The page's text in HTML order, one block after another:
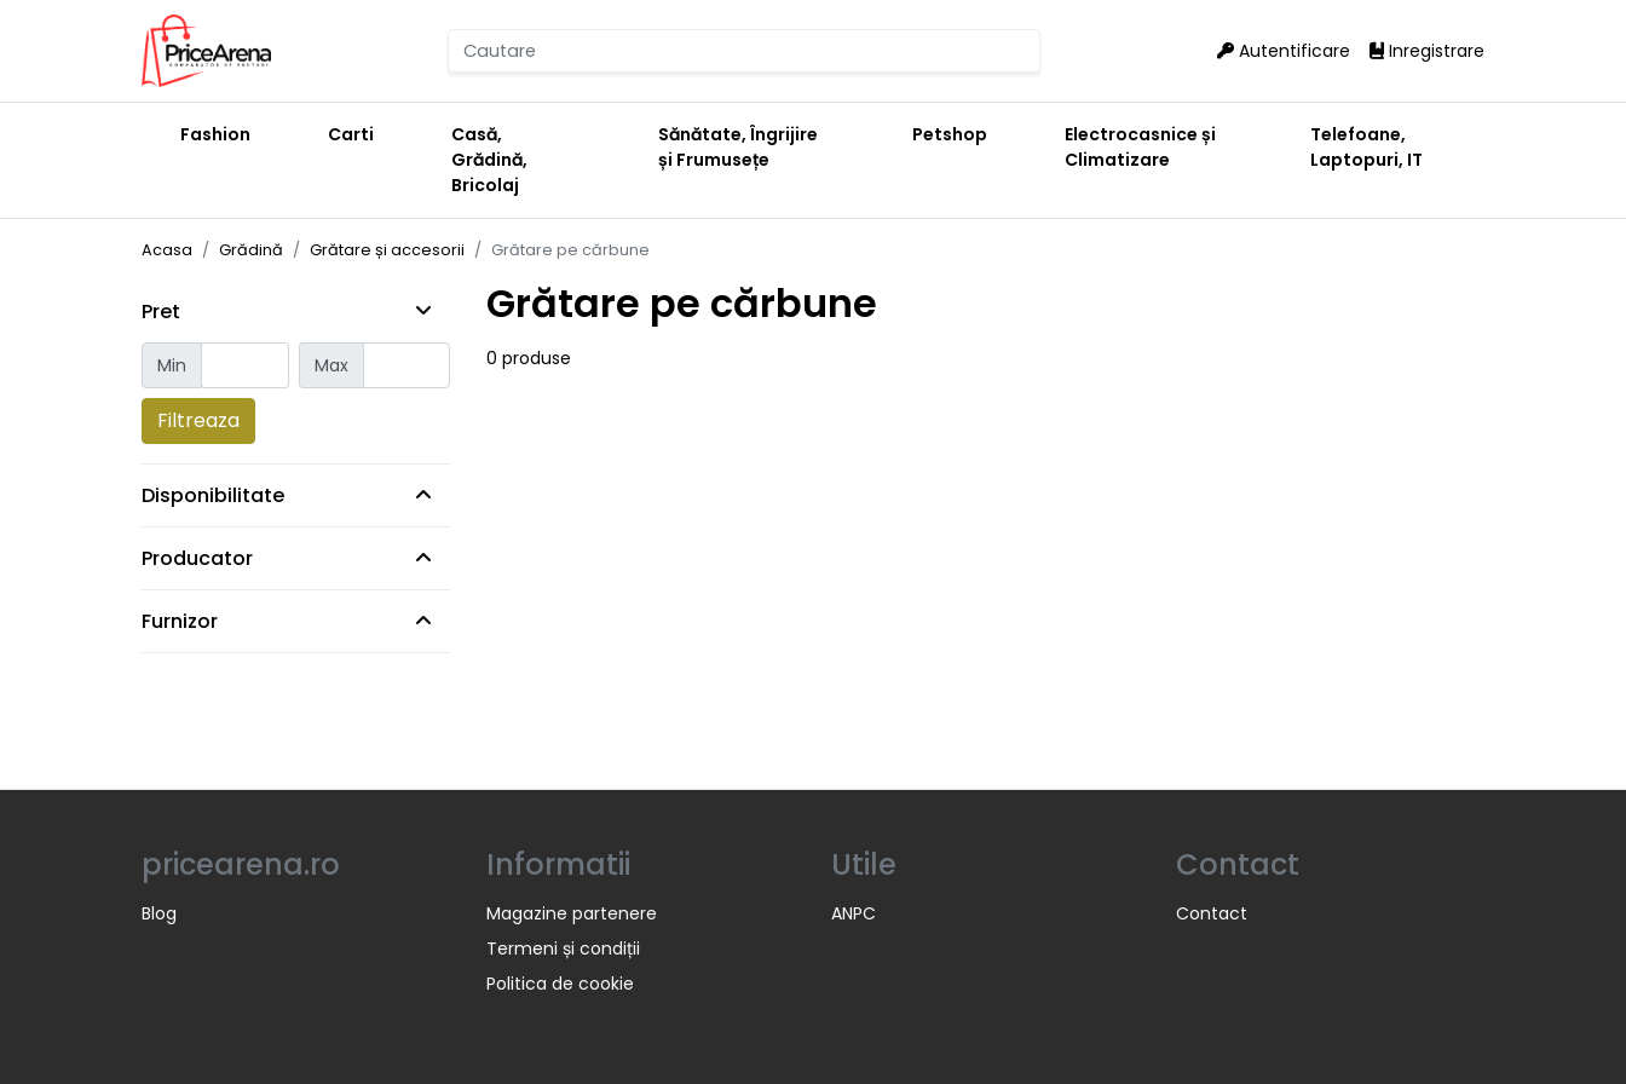
Autentificare Inregistrare
Fashion Carti
Casă,
Grădină,
Bricolaj
Sănătate, Îngrijire
și Frumusețe
Petshop
Electrocasnice și
Climatizare
Telefoane,
Laptopuri, IT
Acasa Grădină Grătare și accesorii Grătare pe cărbune
Pret
Min Max
Filtreaza
Disponibilitate
Producator
Furnizor
Grătare pe cărbune
0 produse
pricearena.ro
Blog
Informatii
Magazine partenere
Termeni și condiții
Politica de cookie
Utile
ANPC
Contact
Contact